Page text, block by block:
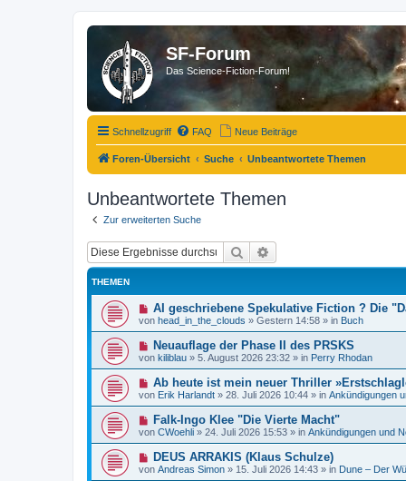
SF-Forum
Das Science-Fiction-Forum!
Schnellzugriff FAQ Neue Beiträge
Foren-Übersicht Suche Unbeantwortete Themen
Unbeantwortete Themen
Zur erweiterten Suche
Suche
THEMEN
N
e
u
e
B
e
t
r
a
g
AI geschriebene Spekulative Fiction ? Die
von head_in_the_clouds » Gestern 14:58 » in Buch
N
e
u
B
e
t
r
a
g
Neuauflage der Phase II des PRSKS
von kiliblau » 5. August 2026 23:32 » in Perry Rhodan
N
e
u
e
B
e
t
r
Ab heute ist mein neuer Thriller
von Erik Harlandt » 28. Juli 2026 10:44 » in Ankündigungen
N
e
u
e
B
Falk-Ingo Klee "Die Vierte Macht"
von CWoehli » 24. Juli 2026 15:53 » in Ankündigungen und
N
e
u
DEUS ARRAKIS (Klaus Schulze)
von Andreas Simon » 15. Juli 2026 14:43 » in Dune – Der